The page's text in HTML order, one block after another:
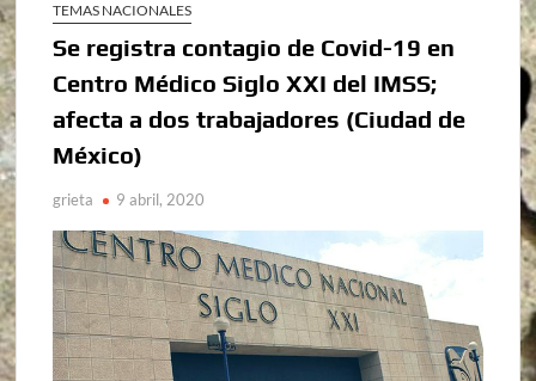
TEMAS NACIONALES
Se registra contagio de Covid-19 en
Centro Médico Siglo XXI del IMSS;
afecta a dos trabajadores (Ciudad de
México)
grieta 9 abril, 2020